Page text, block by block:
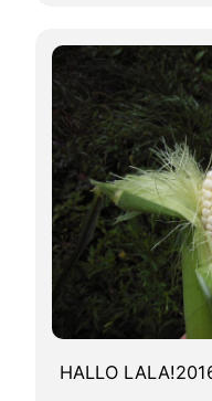
り
で
バ
ー
ベ
Ｑ
＋
白
い
粒
の
ト
HALLO LALA!